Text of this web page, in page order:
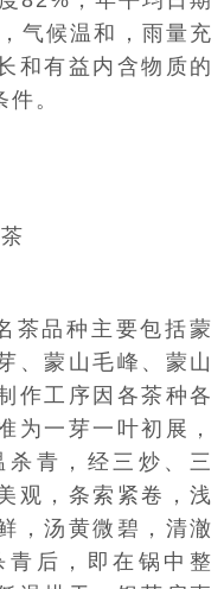
气候温和，雨量充
和有益内含物质的
。